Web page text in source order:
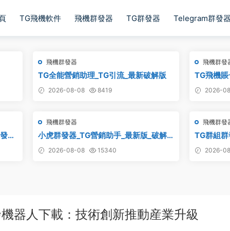
TG飛機軟件 飛機群發器 TG群發器 Telegram群發器
飛機群發器
TG全能營銷助理_TG引流_最新破解版
2026-08-08 8419
飛機群發
TG飛機
電報飛機
2026-
器
解
飛機群發器
小虎群發器_TG營銷助手_最新版_破解
版_永久版
2026-08-08 15340
飛機群發
TG群組
2026-
器人下載：技術創新推動産業升級